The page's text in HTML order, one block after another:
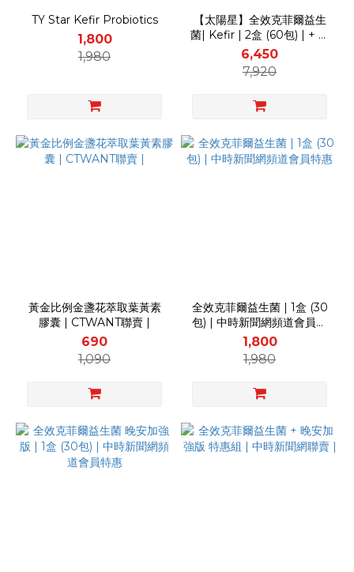
TY Star Kefir Probiotics
1,800
1,980
【太陽星】全效克菲爾益生
菌| Kefir | 2盒 (60包) | + 晚
安加強版 | 2盒 (60包) |
6,450
7,920
黃金比例金盞花萃取葉黃素
膠囊 | CTWANT聯賣 |
690
1,090
全效克菲爾益生菌 | 1盒 (30
包) | 中時新聞網頻道會員特
惠
1,800
1,980